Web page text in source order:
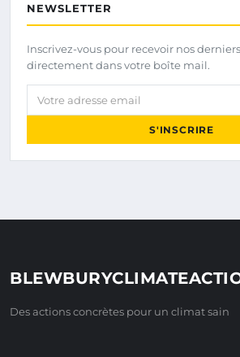
NEWSLETTER
Inscrivez-vous pour recevoir nos
directement dans votre boîte mail.
Votre adresse email
S'INSCRIRE
Des actions concrètes pour un climat sain